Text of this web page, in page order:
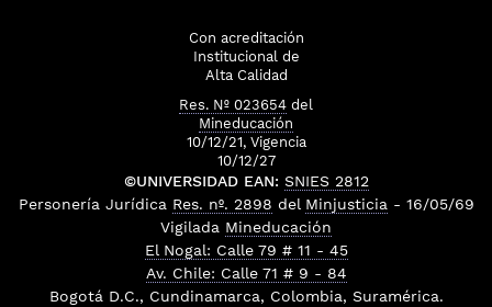
Con acreditación
Institucional de
Alta Calidad
Res. Nº 023654 del
Mineducación
10/12/21, Vigencia
10/12/27
©UNIVERSIDAD EAN: SNIES 2812
Personería Jurídica Res. nº. 2898 del Minjusticia - 16/05/69
Vigilada Mineducación
El Nogal: Calle 79 # 11 - 45
Av. Chile: Calle 71 # 9 - 84
Bogotá D.C., Cundinamarca, Colombia, Suramérica.